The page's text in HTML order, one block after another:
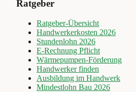
Ratgeber
Ratgeber-Übersicht
Handwerkerkosten 2026
Stundenlohn 2026
E-Rechnung Pflicht
Wärmepumpen-Förderung
Handwerker finden
Ausbildung im Handwerk
Mindestlohn Bau 2026